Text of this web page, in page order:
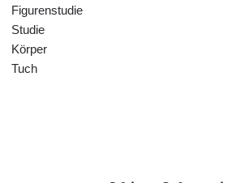
Figurenstudie
Studie
Körper
Tuch